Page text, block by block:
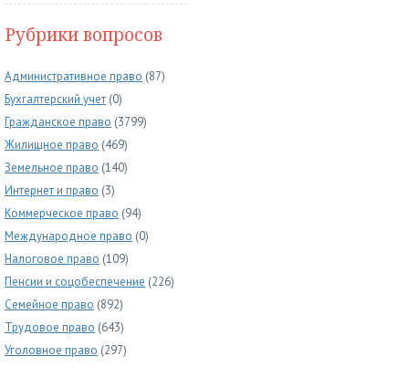
Рубрики вопросов
Административное право (87)
Бухгалтерский учет (0)
Гражданское право (3799)
Жилищное право (469)
Земельное право (140)
Интернет и право (3)
Коммерческое право (94)
Международное право (0)
Налоговое право (109)
Пенсии и соцобеспечение (226)
Семейное право (892)
Трудовое право (643)
Уголовное право (297)